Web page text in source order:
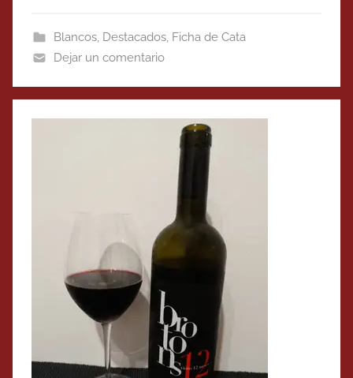
Blancos, Destacados, Ficha de Cata
Dejar un comentario